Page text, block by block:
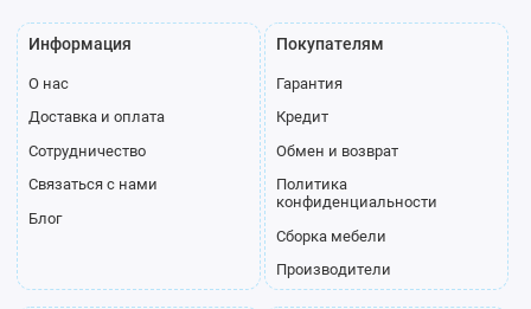
Информация
О нас
Доставка и оплата
Сотрудничество
Связаться с нами
Блог
Покупателям
Гарантия
Кредит
Обмен и возврат
Политика
конфиденциальности
Сборка мебели
Производители